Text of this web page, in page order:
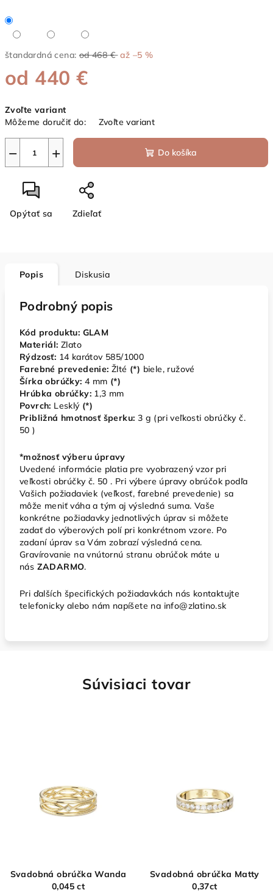
štandardná cena: od 468 € až –5 %
od 440 €
cena:
Zvoľte variant
Môžeme doručiť do:
Zvoľte variant
+
− Do košíka
Opýtať sa Zdieľať
Popis Diskusia
Podrobný popis
Kód produktu: GLAM
Materiál: Zlato
Rýdzosť: 14 karátov 585/1000
Farebné prevedenie: Žlté (*) biele, ružové
Šírka obrúčky: 4 mm (*)
Hrúbka obrúčky: 1,3 mm
Povrch: Lesklý (*)
Približná hmotnosť šperku: 3 g (pri veľkosti obrúčky č.
50 )
*možnosť výberu úpravy
Uvedené informácie platia pre vyobrazený vzor pri
veľkosti obrúčky č. 50 . Pri výbere úpravy obrúčok podľa
Vašich požiadaviek (veľkosť, farebné prevedenie) sa
môže meniť váha a tým aj výsledná suma. Vaše
konkrétne požiadavky jednotlivých úprav si môžete
zadať do výberových polí pri konkrétnom vzore. Po
zadaní úprav sa Vám zobrazí výsledná cena.
Gravírovanie na vnútornú stranu obrúčok máte u
nás ZADARMO.
Pri ďalších špecifických požiadavkách nás kontaktujte
telefonicky alebo nám napíšete na info@zlatino.sk
Súvisiaci tovar
Svadobná obrúčka Wanda
0,045 ct
Svadobná obrúčka Matty
0,37ct